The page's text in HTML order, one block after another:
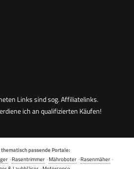
Führungsholm)
Links sind sog. Affiliatelinks.
ich an qualifizierten Käufen!
passende Portale:
·Rasentrimmer·Mähroboter·Rasenmäher·